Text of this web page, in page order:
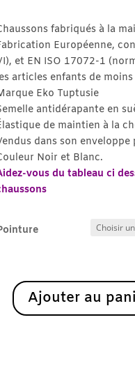
fabriqués à la
Européenne,
et EN ISO 17072-1
articles enfants de
Eko Tuptusie
antidérapante en
de maintien à la
dans son enveloppe
Noir et Blanc.
vous du tableau ci
quantitéAjouter au